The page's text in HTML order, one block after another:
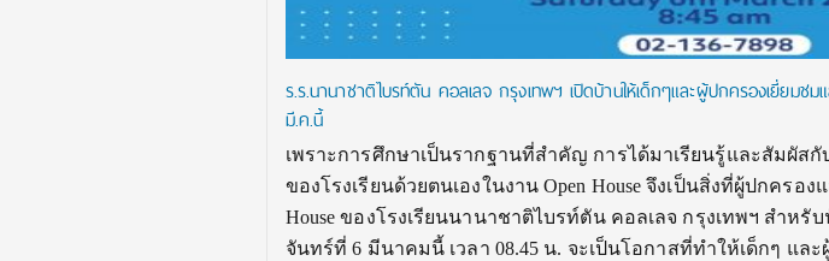
ร.ร.นานาชาติไบรท์ตัน คอลเลจ กรุงเทพฯ เปิดบ้านให้เด็กๆและผู้ปกครองเยี่ยมช
มี.ค.นี้
เพราะการศึกษาเป็นรากฐานที่สำคัญ การได้มาเรียนรู้และสัมผั
ของโรงเรียนด้วยตนเองในงาน Open House จึงเป็นสิ่งที่ผู้ปกครอ
House ของโรงเรียนนานาชาติไบรท์ตัน คอลเลจ กรุงเทพฯ สำหรั
จันทร์ที่ 6 มีนาคมนี้ เวลา 08.45 น. จะเป็นโอกาสที่ทำให้เด็กๆ แล